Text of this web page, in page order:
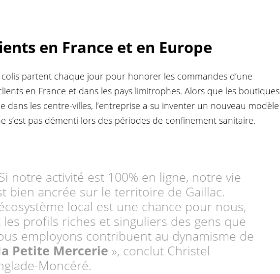
en France et en Europe
colis partent chaque jour pour honorer les commandes d’une
en France et dans les pays limitrophes. Alors que les boutiques
dans les centre-villes, l’entreprise a su inventer un nouveau modèle
s’est pas démenti lors des périodes de confinement sanitaire.
notre activité est 100% en ligne, notre vie
bien ancrée sur le territoire de Gaillac.
local est une chance pour nous,
les profils riches et singuliers des gens que
employons contribuent au dynamisme de
Petite Mercerie », conclut Christel
Moncéré.